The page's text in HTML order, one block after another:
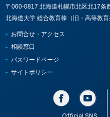
〒060-0817 北海道札幌市北区北17条
北海道大学 総合教育棟（旧・高等教
お問合せ・アクセス
相談窓口
パスワードページ
サイトポリシー